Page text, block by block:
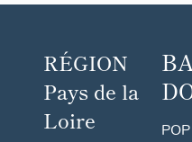
RÉGION
Pays de la
Loire